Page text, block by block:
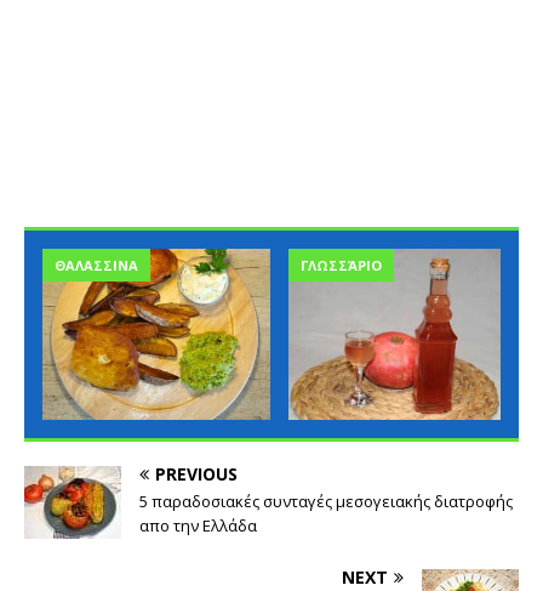
ΓΛΩΣΣΆΡΙΟ ΓΛΩΣΣΆΡΙΟ
PREVIOUS
5 παραδοσιακές συνταγές μεσογειακής διατροφής
απο την Ελλάδα
NEXT